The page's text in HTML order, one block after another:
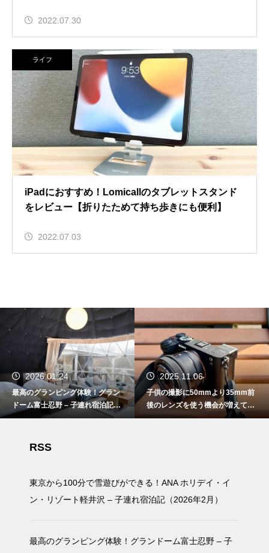
2022.07.30
ライフ
iPadにおすすめ！Lomicallのタブレットスタンド
をレビュー【折りたためて持ち歩きにも便利】
2022.07.03
2026.01.24
最高のグランピング体験！グラン
ドーム富士忍野 – 子連れ宿泊記
（2025年11月）
2025.11.06
子供の撮影に50mmより35mm前
後のレンズを使う機会が増えてき
た
RSS
東京から100分で雪遊びができる！ANA ホリデイ・イ
ン・リゾート軽井沢 – 子連れ宿泊記（2026年2月）
最高のグランピング体験！グランドーム富士忍野 – 子